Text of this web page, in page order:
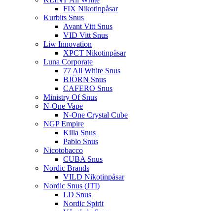
FIX Nikotinpåsar
Kurbits Snus
Avant Vitt Snus
VID Vitt Snus
Liw Innovation
XPCT Nikotinpåsar
Luna Corporate
77 All White Snus
BJÖRN Snus
CAFERO Snus
Ministry Of Snus
N-One Vape
N-One Crystal Cube
NGP Empire
Killa Snus
Pablo Snus
Nicotobacco
CUBA Snus
Nordic Brands
VILD Nikotinpåsar
Nordic Snus (JTI)
LD Snus
Nordic Spirit